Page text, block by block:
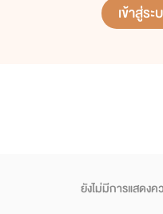
เข้าสู่ระ
ยังไม่มีการแสดง